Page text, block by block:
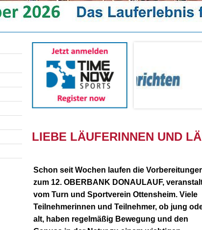
LIEBE LÄUFERINNEN UND
Schon seit Wochen laufen die
zum 12. OBERBANK DONAULAUF,
vom Turn und Sportverein Ottensheim. Viele
Teilnehmerinnen und Teilnehmer, ob jung
alt, haben regelmäßig Bewegung und den